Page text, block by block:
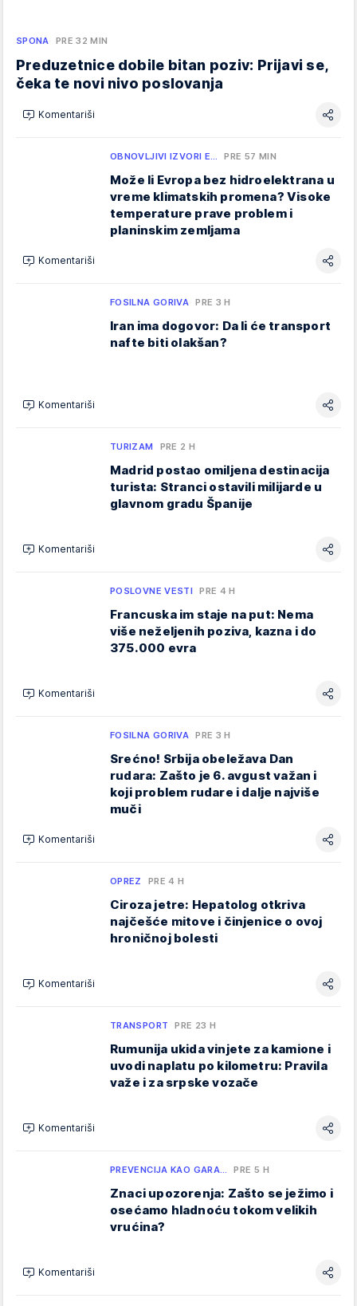
SPONA PRE 32 MIN
Preduzetnice dobile bitan poziv: Prijavi se,
čeka te novi nivo poslovanja
Komentariši
OBNOVLJIVI IZVORI E… PRE 57 MIN
Može li Evropa bez hidroelektrana u
vreme klimatskih promena? Visoke
temperature prave problem i
planinskim zemljama
Komentariši
FOSILNA GORIVA PRE 3 H
Iran ima dogovor: Da li će transport
nafte biti olakšan?
Komentariši
TURIZAM PRE 2 H
Madrid postao omiljena destinacija
turista: Stranci ostavili milijarde u
glavnom gradu Španije
Komentariši
POSLOVNE VESTI PRE 4 H
Francuska im staje na put: Nema
više neželjenih poziva, kazna i do
375.000 evra
Komentariši
FOSILNA GORIVA PRE 3 H
Srećno! Srbija obeležava Dan
rudara: Zašto je 6. avgust važan i
koji problem rudare i dalje najviše
muči
Komentariši
OPREZ PRE 4 H
Ciroza jetre: Hepatolog otkriva
najčešće mitove i činjenice o ovoj
hroničnoj bolesti
Komentariši
TRANSPORT PRE 23 H
Rumunija ukida vinjete za kamione i
uvodi naplatu po kilometru: Pravila
važe i za srpske vozače
Komentariši
PREVENCIJA KAO GARA… PRE 5 H
Znaci upozorenja: Zašto se ježimo i
osećamo hladnoću tokom velikih
vrućina?
Komentariši